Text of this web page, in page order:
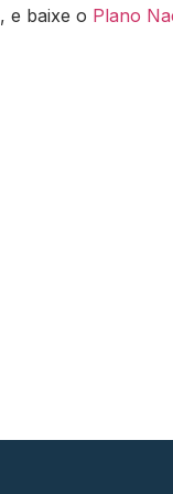
, e baixe o Plano